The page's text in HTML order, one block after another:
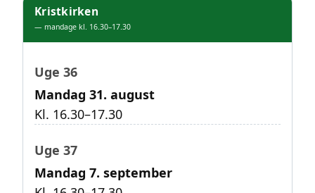
Kristkirken
— mandage kl. 16.30–17.30
Uge 36
Mandag 31. august
Kl. 16.30–17.30
Uge 37
Mandag 7. september